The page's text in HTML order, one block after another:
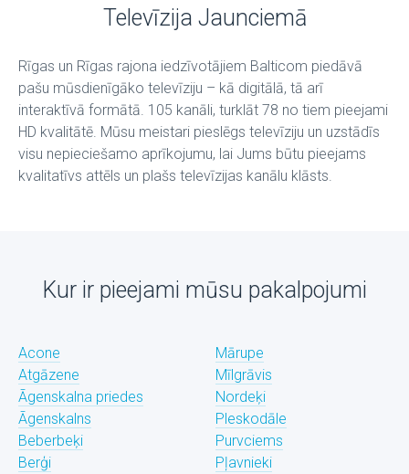
Televīzija Jaunciemā
Rīgas un Rīgas rajona iedzīvotājiem Balticom piedāvā
pašu mūsdienīgāko televīziju – kā digitālā, tā arī
interaktīvā formātā. 105 kanāli, turklāt 78 no tiem pieejami
HD kvalitātē. Mūsu meistari pieslēgs televīziju un uzstādīs
visu nepieciešamo aprīkojumu, lai Jums būtu pieejams
kvalitatīvs attēls un plašs televīzijas kanālu klāsts.
Kur ir pieejami mūsu pakalpojumi
Acone
Atgāzene
Āgenskalna priedes
Āgenskalns
Beberbeķi
Berģi
Mārupe
Mīlgrāvis
Nordeķi
Pleskodāle
Purvciems
Pļavnieki